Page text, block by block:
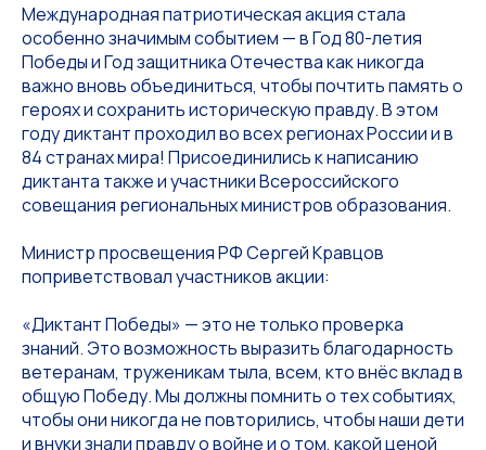
Международная патриотическая акция стала
особенно значимым событием — в Год 80-летия
Победы и Год защитника Отечества как никогда
важно вновь объединиться, чтобы почтить память о
героях и сохранить историческую правду. В этом
году диктант проходил во всех регионах России и в
84 странах мира! Присоединились к написанию
диктанта также и участники Всероссийского
совещания региональных министров образования.
Министр просвещения РФ Сергей Кравцов
поприветствовал участников акции:
«Диктант Победы» — это не только проверка
знаний. Это возможность выразить благодарность
ветеранам, труженикам тыла, всем, кто внёс вклад в
общую Победу. Мы должны помнить о тех событиях,
чтобы они никогда не повторились, чтобы наши дети
и внуки знали правду о войне и о том, какой ценой